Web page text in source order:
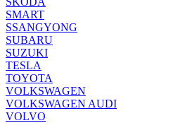
SMART
SSANGYONG
SUBARU
SUZUKI
TESLA
TOYOTA
VOLKSWAGEN
VOLKSWAGEN AUDI
VOLVO